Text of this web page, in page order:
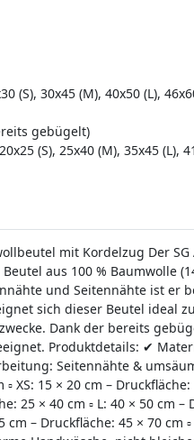
(S), 30x45 (M), 40x50 (L),
gebügelt)
(S), 25x40 (M), 35x45 (L),
mit Kordelzug Der
aus 100 % Baumwolle
und Seitennähte ist er
sich dieser Beutel ideal
Dank der bereits
Produktdetails: ✔
Seitennähte &
XS: 15 × 20 cm –
25 × 40 cm ▫ L: 40 × 50 cm –
cm – Druckfläche: 45 × 70 cm